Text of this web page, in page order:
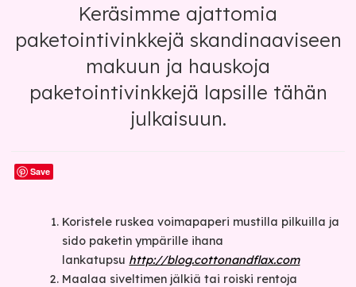
Keräsimme ajattomia
paketointivinkkejä skandinaaviseen
makuun ja hauskoja
paketointivinkkejä lapsille tähän
julkaisuun.
Save
Koristele ruskea voimapaperi mustilla pilkuilla ja
sido paketin ympärille ihana
lankatupsu http://blog.cottonandflax.com
Maalaa siveltimen jälkiä tai roiski rentoja